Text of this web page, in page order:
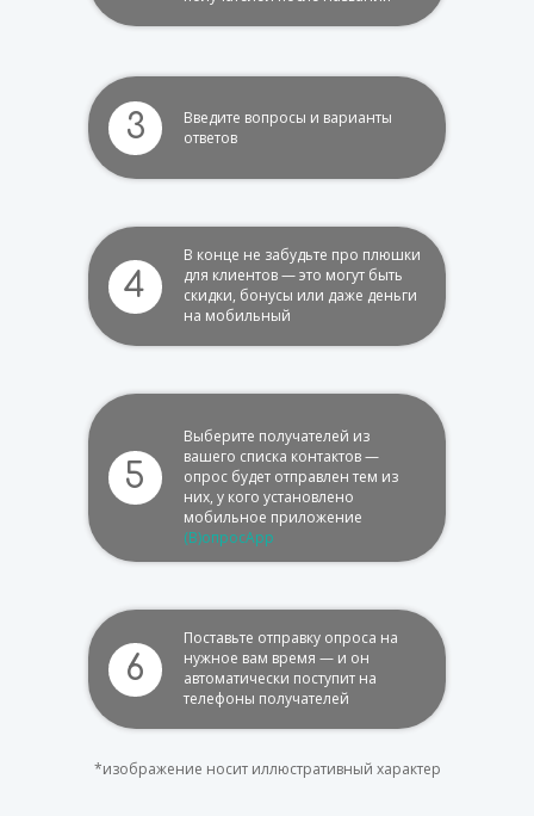
Введите вопросы и варианты
ответов
Поставьте отправку опроса на
нужное вам время — и он
автоматически поступит на
телефоны получателей
3
4
5
6
В конце не забудьте про плюшки
для клиентов — это могут быть
скидки, бонусы или даже деньги
на мобильный
Выберите получателей из
вашего списка контактов —
опрос будет отправлен тем из
них, у кого установлено
мобильное приложение
(В)опросApp
*изображение носит иллюстративный характер